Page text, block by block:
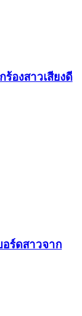
ร้องสาวเสียงดี
ร์ดสาวจาก